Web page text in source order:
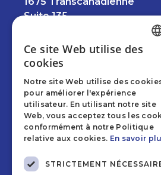
RBQ 5817-1422-01
Suite 135
514.457.6745
Facebook
Instagram
LinkedIn
Ce site Web utilise des
cookies
Notre site Web utilise des
pour améliorer l'expérience
utilisateur. En utilisant notre site
Web, vous acceptez tous les
conformément à notre Politique
relative aux cookies. En savoir
STRICTEMENT